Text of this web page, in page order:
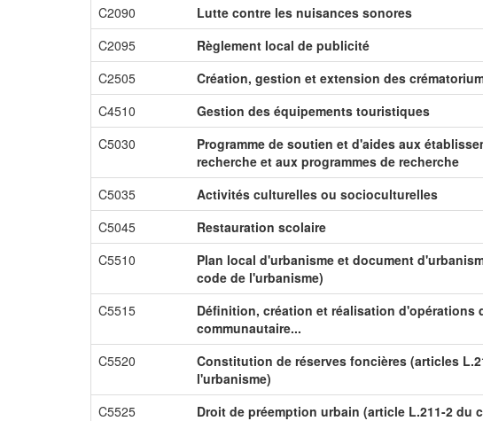
C2090 Lutte contre les nuisances sonores
C2095 Règlement local de publicité
C2505 Création, gestion et extension des
C4510 Gestion des équipements touristiques
C5030
Programme de soutien et d'aides aux
recherche et aux programmes de recherche
C5035 Activités culturelles ou socioculturelles
C5045 Restauration scolaire
C5510
Plan local d'urbanisme et document
code de l'urbanisme)
C5515
Définition, création et réalisation d'opérations
communautaire...
C5520
Constitution de réserves foncières (articles
l'urbanisme)
C5525 Droit de préemption urbain (article L.211-2 du